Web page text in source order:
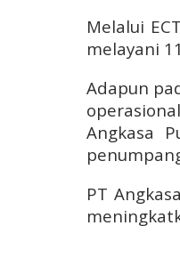
Melalui
melayani
Adapun
Angkasa
PT